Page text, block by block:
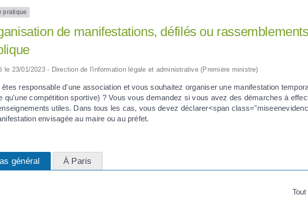
pratique
de manifestations, défilés ou
le 23/01/2023 - Direction de l'information légale et administrative (Première ministre)
êtes responsable d'une association et vous souhaitez organiser une manifestation
qu'une compétition sportive) ? Vous vous demandez si vous avez des démarches à
utiles. Dans tous les cas, vous devez déclarer<span
envisagée au maire ou au préfet.
général À Paris